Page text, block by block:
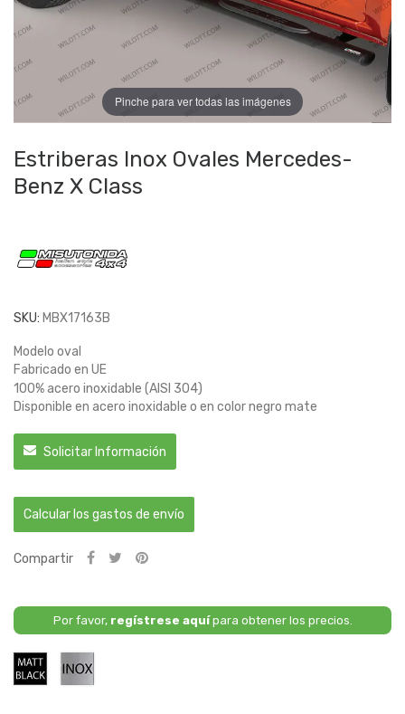
Pinche para ver todas las imágenes
Estriberas Inox Ovales Mercedes-
Benz X Class
SKU: MBX17163B
Modelo oval
Fabricado en UE
100% acero inoxidable (AISI 304)
Disponible en acero inoxidable o en color negro mate
Solicitar Información
Calcular los gastos de envío
Compartir
Por favor, regístrese aquípara obtener los precios.
Negro
Mate